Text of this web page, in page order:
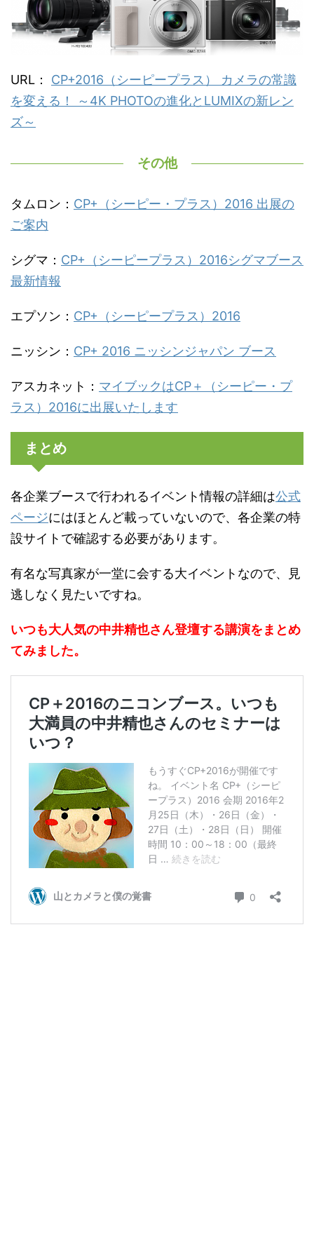
URL： CP+2016（シーピープラス） カメラの常識
を変える！ ～4K PHOTOの進化とLUMIXの新レン
ズ～
その他
タムロン： CP+（シーピー・プラス）2016 出展の
ご案内
シグマ： CP+（シーピープラス）2016シグマブース
最新情報
エプソン： CP+（シーピープラス）2016
ニッシン： CP+ 2016 ニッシンジャパン ブース
アスカネット： マイブックはCP＋（シーピー・プ
ラス）2016に出展いたします
まとめ
各企業ブースで行われるイベント情報の詳細は公式
ページにはほとんど載っていないので、各企業の特
設サイトで確認する必要があります。
有名な写真家が一堂に会する大イベントなので、見
逃しなく見たいですね。
いつも大人気の中井精也さん登壇する講演をまとめ
てみました。